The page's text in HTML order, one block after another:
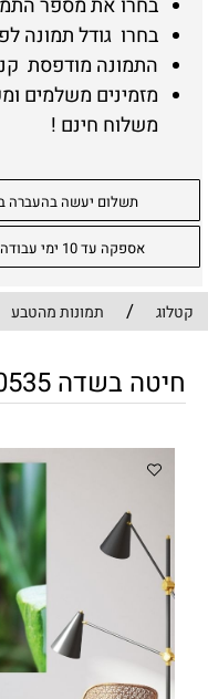
בחרו גודל תמונה
התמונה מודפסת
מזמינים משלמים
משלוח חינם !
תשלום יעשה בהעברה
אספקה עד 10 ימי עבודה משלוח עד הבית 30 שקל לכל הארץ
קטלוג / תמונות מהטבע
חיטה בשדה 0535 -84